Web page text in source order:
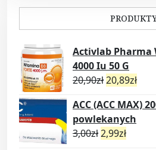
Activlab Pharma
4000 Iu 50 G
20,90zł20,89zł
ACC (ACC MAX)
powlekanych
3,00zł2,99zł